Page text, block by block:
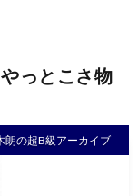
っとこさ物
朗の超B級アーカイブ